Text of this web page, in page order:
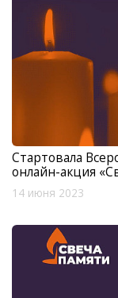
Стартовала
онлайн-акция
14 июня 2023